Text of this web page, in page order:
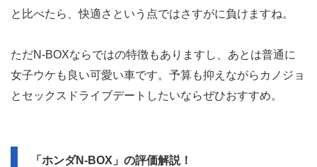
と比べたら、快適さという点ではさすがに負けますね。
ただN-BOXならではの特徴もありますし、あとは普通に
女子ウケも良い可愛い車です。予算も抑えながらカノジョ
とセックスドライブデートしたいならぜひおすすめ。
「ホンダN-BOX」の評価解説！